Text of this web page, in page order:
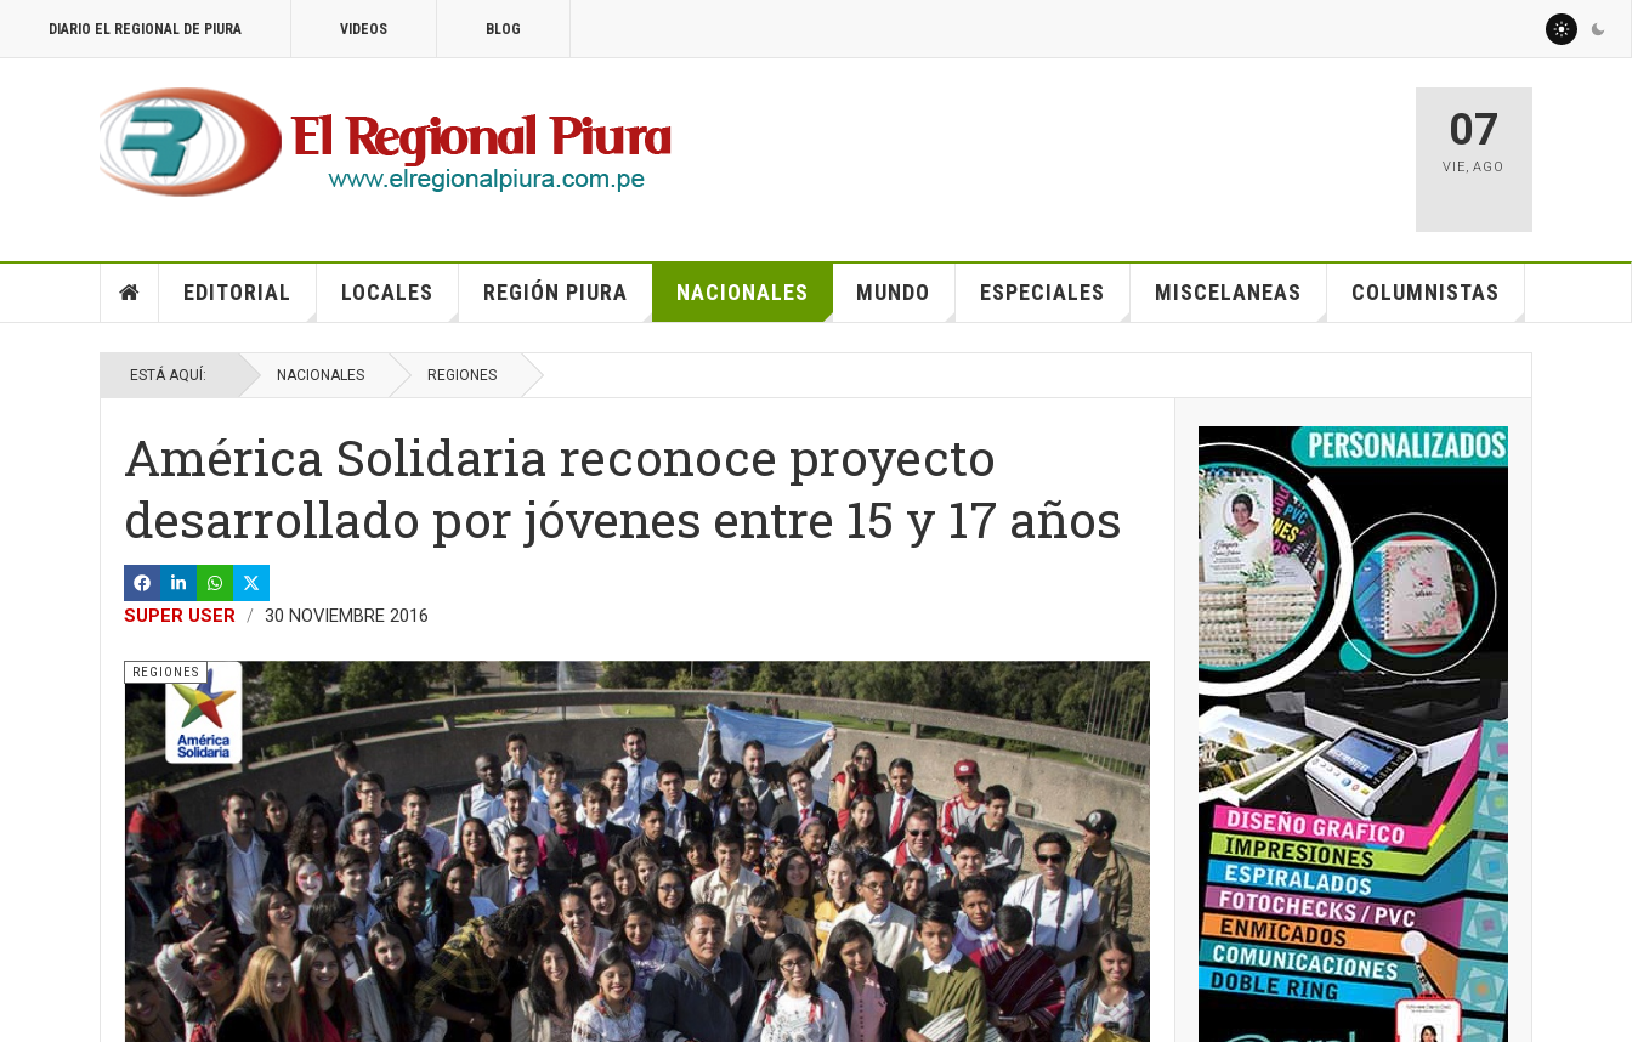
DIARIO EL REGIONAL DE PIURA VIDEOS BLOG
07
VIE,AGO
EDITORIAL LOCALES REGIÓN PIURA NACIONALES MUNDO ESPECIALES MISCELANEAS COLUMNISTAS
ESTÁ AQUÍ: NACIONALES REGIONES
América Solidaria reconoce proyecto
desarrollado por jóvenes entre 15 y 17 años
SUPER USER 30 NOVIEMBRE 2016
REGIONES